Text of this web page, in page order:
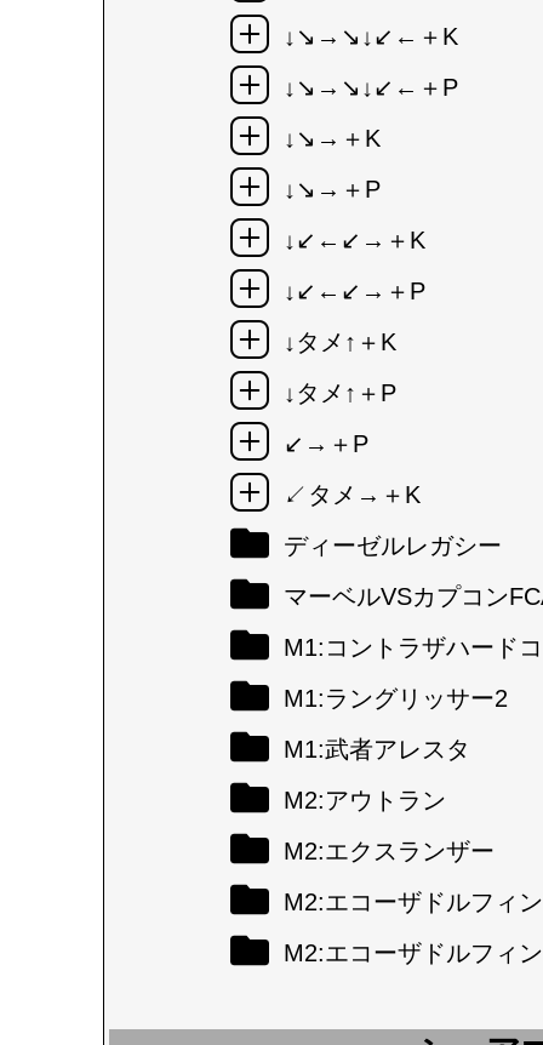
↓↘→↘↓↙←＋K
↓↘→↘↓↙←＋P
↓↘→＋K
↓↘→＋P
↓↙←↙→＋K
↓↙←↙→＋P
↓タメ↑＋K
↓タメ↑＋P
↙→＋P
↙タメ→＋K
ディーゼルレガシー
マーベルVSカプコン
M1:コントラザハード
M1:ラングリッサー2
M1:武者アレスタ
M2:アウトラン
M2:エクスランザー
M2:エコーザドルフィン
M2:エコーザドルフィ